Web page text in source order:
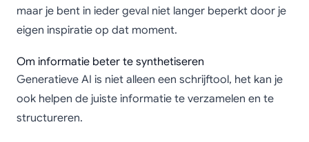
maar je bent in ieder geval niet langer beperkt door je
eigen inspiratie op dat moment.
Om informatie beter te synthetiseren
Generatieve AI is niet alleen een schrijftool, het kan je
ook helpen de juiste informatie te verzamelen en te
structureren.